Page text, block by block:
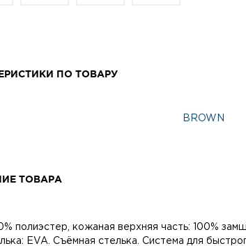
ПО ТОВАРУ
BROWN
ТОВАРА
полиэстер, кожаная верхняя часть: 100%
EVA. Съёмная стелька. Система для